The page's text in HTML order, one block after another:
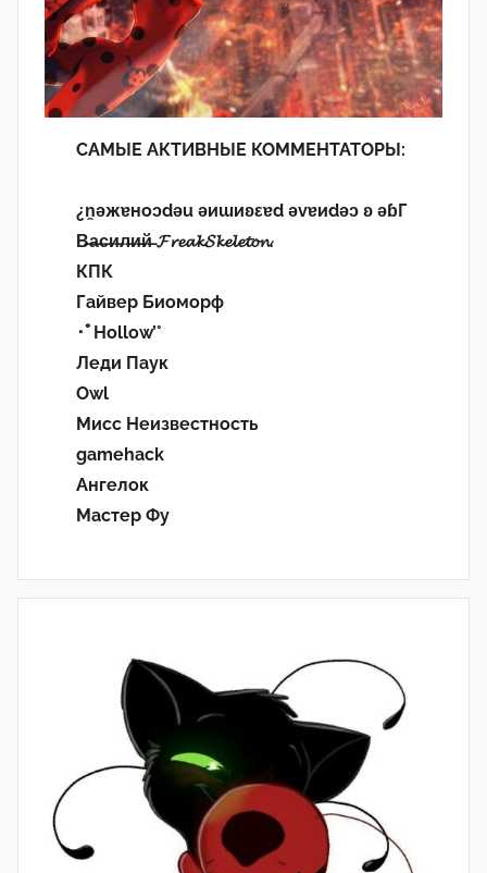
САМЫЕ АКТИВНЫЕ КОММЕНТАТОРЫ:
¿n̯ǝжɐноɔdǝu ǝиɯиʚεɐd ǝvɐиdǝɔ ʚ ǝɓГ
В̶а̶с̶и̶л̶и̶й̶ 𝓕𝓻𝓮𝓪𝓴𝓢𝓴𝓮𝓵𝓮𝓽𝓸𝓷.
КПК
Гайвер Биоморф
･ﾟHollow’°
Леди Паук
Owl
Мисс Неизвестность
gamehack
Ангелок
Мастер Фу